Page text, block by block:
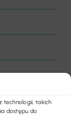
technologii, takich
dostępu do